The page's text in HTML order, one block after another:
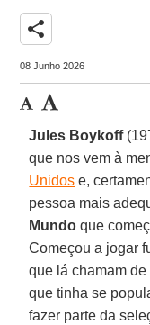
share
08 Junho 2026
Jules Boykoff
que nos vem à
Unidos e,
pessoa mais
Mundo que
Começou a jogar
que lá chamam de
que tinha se
fazer parte da